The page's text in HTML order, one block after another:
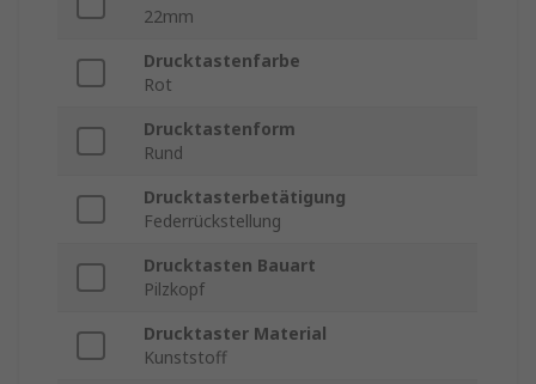
22mm
Drucktastenfarbe
Rot
Drucktastenform
Rund
Drucktasterbetätigung
Federrückstellung
Drucktasten Bauart
Pilzkopf
Drucktaster Material
Kunststoff